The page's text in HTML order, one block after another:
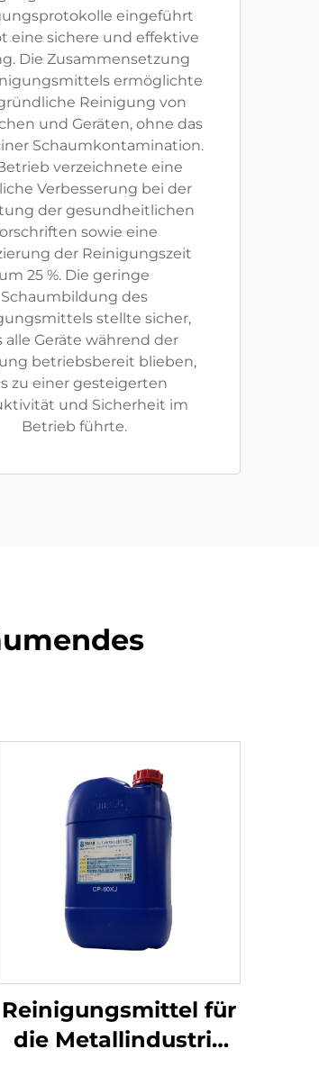
eingeführt
eine sichere und effektive
Die Zusammensetzung
ermöglichte
Reinigung von
und Geräten, ohne das
Schaumkontamination.
verzeichnete eine
Verbesserung bei der
der gesundheitlichen
sowie eine
der Reinigungszeit
um 25 %. Die geringe
Schaumbildung des
stellte sicher,
alle Geräte während der
betriebsbereit blieben,
zu einer gesteigerten
und Sicherheit im
Betrieb führte.
Reinigungsmittel für
die Metallindustrie